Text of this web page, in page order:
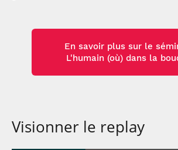
En savoir plus sur le
L'humain (où) dans la
Visionner le replay